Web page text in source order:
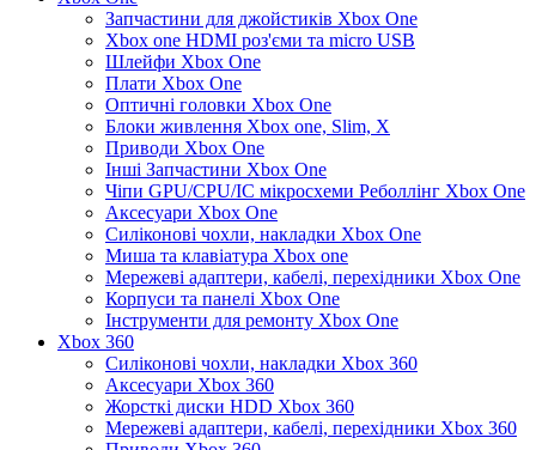
Запчастини для джойстиків Xbox One
Xbox one HDMI роз'єми та micro USB
Шлейфи Xbox One
Плати Xbox One
Оптичні головки Xbox One
Блоки живлення Xbox one, Slim, X
Приводи Xbox One
Інші Запчастини Xbox One
Чіпи GPU/CPU/IC мікросхеми Реболлінг Xbox One
Аксесуари Xbox One
Силіконові чохли, накладки Xbox One
Миша та клавіатура Xbox one
Мережеві адаптери, кабелі, перехідники Xbox One
Корпуси та панелі Xbox One
Інструменти для ремонту Xbox One
Xbox 360
Силіконові чохли, накладки Xbox 360
Аксесуари Xbox 360
Жорсткі диски HDD Xbox 360
Мережеві адаптери, кабелі, перехідники Xbox 360